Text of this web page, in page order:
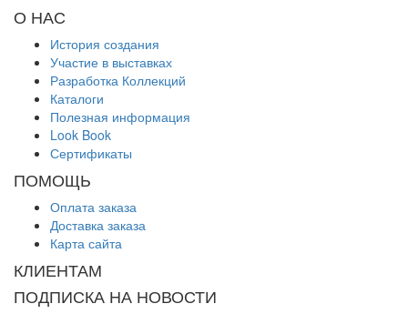
О НАС
История создания
Участие в выставках
Разработка Коллекций
Каталоги
Полезная информация
Look Book
Сертификаты
ПОМОЩЬ
Оплата заказа
Доставка заказа
Карта сайта
КЛИЕНТАМ
ПОДПИСКА НА НОВОСТИ